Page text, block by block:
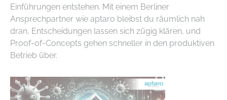
Einführungen entstehen. Mit einem Berliner
Ansprechpartner wie aptaro bleibst du räumlich nah
dran, Entscheidungen lassen sich zügig klären, und
Proof-of-Concepts gehen schneller in den produktiven
Betrieb über.